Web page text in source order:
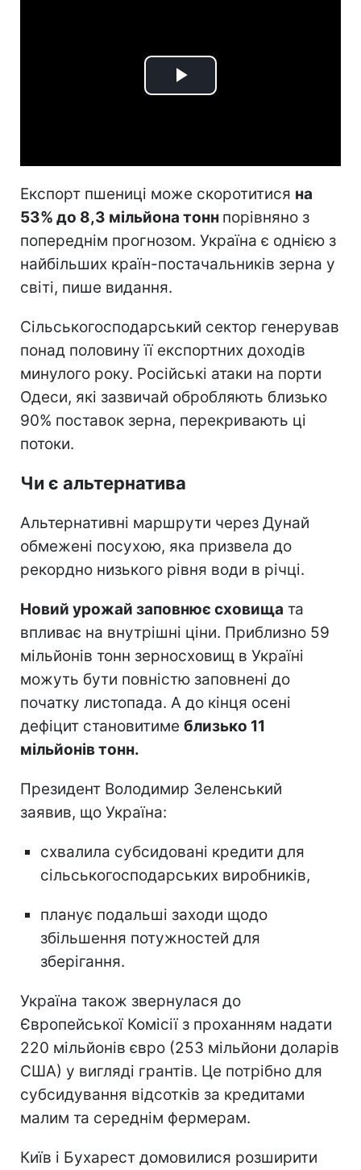
Play
Експорт пшениці може скоротитися на
53% до 8,3 мільйона тонн порівняно з
попереднім прогнозом. Україна є однією з
найбільших країн-постачальників зерна у
світі, пише видання.
Сільськогосподарський сектор генерував
понад половину її експортних доходів
минулого року. Російські атаки на порти
Одеси, які зазвичай обробляють близько
90% поставок зерна, перекривають ці
потоки.
Чи є альтернатива
Альтернативні маршрути через Дунай
обмежені посухою, яка призвела до
рекордно низького рівня води в річці.
Новий урожай заповнює сховища та
впливає на внутрішні ціни. Приблизно 59
мільйонів тонн зерносховищ в Україні
можуть бути повністю заповнені до
початку листопада. А до кінця осені
дефіцит становитиме близько 11
мільйонів тонн.
Президент Володимир Зеленський
заявив, що Україна:
схвалила субсидовані кредити для
сільськогосподарських виробників,
планує подальші заходи щодо
збільшення потужностей для
зберігання.
Україна також звернулася до
Європейської Комісії з проханням надати
220 мільйонів євро (253 мільйони доларів
США) у вигляді грантів. Це потрібно для
субсидування відсотків за кредитами
малим та середнім фермерам.
Київ і Бухарест домовилися розширити